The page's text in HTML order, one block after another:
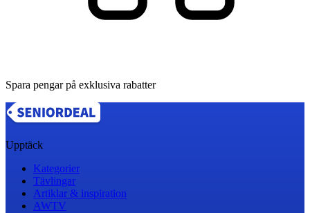
Spara pengar på exklusiva rabatter
Upptäck
Kategorier
Tävlingar
Artiklar & inspiration
AWTV